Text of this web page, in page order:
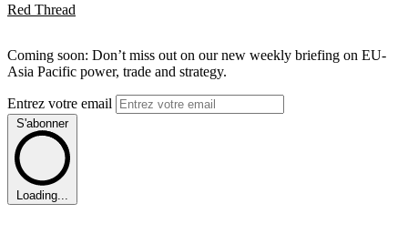
Red Thread
Coming soon: Don’t miss out on our new weekly briefing on EU-
Asia Pacific power, trade and strategy.
Entrez votre email
S'abonner
Loading...